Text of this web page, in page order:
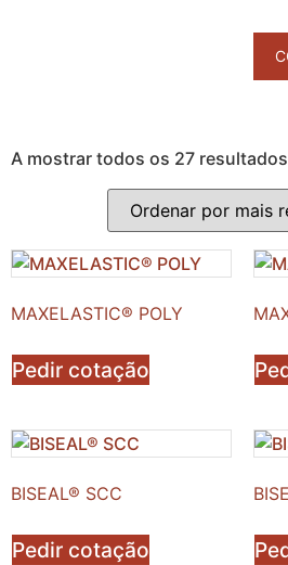
A mostrar todos os 27 resultados
MAXELASTIC® POLY
Pedir cotação
BISEAL® SCC
Pedir cotação